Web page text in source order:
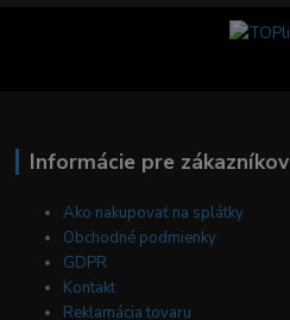
Informácie pre zákazníkov
Ako nakupovať na splátky
Obchodné podmienky
GDPR
Kontakt
Reklamácia tovaru